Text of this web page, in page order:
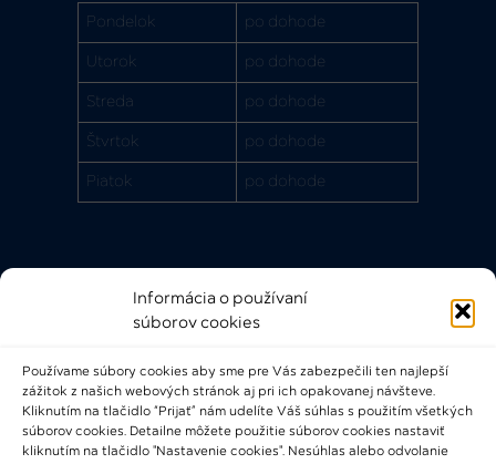
Informácia o používaní
súborov cookies
Používame súbory cookies aby sme pre Vás zabezpečili ten najlepší
zážitok z našich webových stránok aj pri ich opakovanej návšteve.
Kliknutím na tlačidlo “Prijať” nám udelíte Váš súhlas s použitím všetkých
súborov cookies. Detailne môžete použitie súborov cookies nastaviť
kliknutím na tlačidlo "Nastavenie cookies". Nesúhlas alebo odvolanie
Pondelok po dohode
Utorok po dohode
Streda po dohode
Štvrtok po dohode
Piatok po dohode
Rýchle odkazy
Bádateľský poriadok
Knižničný a výpožičný poriadok
Všeobecné podmienky